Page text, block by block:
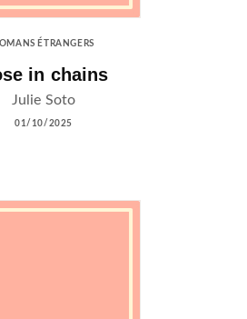
ÉTRANGERS
in chains
Julie Soto
01/10/2025